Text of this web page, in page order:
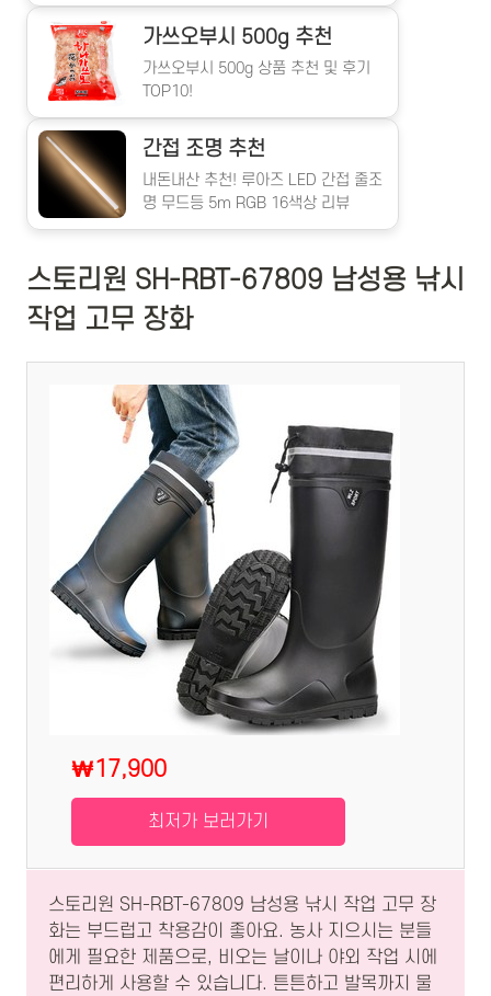
가쓰오부시 500g 추천
가쓰오부시 500g 상품 추천 및 후기
TOP10!
간접 조명 추천
내돈내산 추천! 루아즈 LED 간접 줄조
명 무드등 5m RGB 16색상 리뷰
스토리원 SH-RBT-67809 남성용 낚시
작업 고무 장화
₩17,900
최저가 보러가기
스토리원 SH-RBT-67809 남성용 낚시 작업 고무 장
화는 부드럽고 착용감이 좋아요. 농사 지으시는 분들
에게 필요한 제품으로, 비오는 날이나 야외 작업 시에
편리하게 사용할 수 있습니다. 튼튼하고 발목까지 물